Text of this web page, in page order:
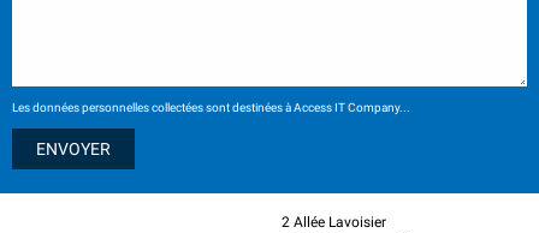
Les données personnelles collectées sont destinées à Access IT Company...
2 Allée Lavoisier